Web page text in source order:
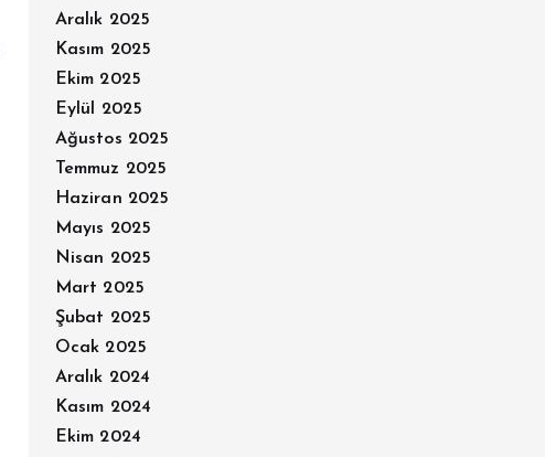
Aralık 2025
Kasım 2025
Ekim 2025
Eylül 2025
Ağustos 2025
Temmuz 2025
Haziran 2025
Mayıs 2025
Nisan 2025
Mart 2025
Şubat 2025
Ocak 2025
Aralık 2024
Kasım 2024
Ekim 2024